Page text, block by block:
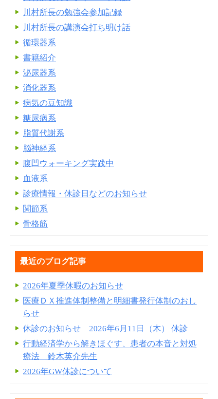
川村所長の勉強会参加記録
川村所長の講演会打ち明け話
循環器系
書籍紹介
泌尿器系
消化器系
病気の豆知識
糖尿病系
脂質代謝系
脳神経系
腹凹ウォーキング実践中
血液系
診療情報・休診日などのお知らせ
関節系
骨格筋
最近のブログ記事
2026年夏季休暇のお知らせ
医療ＤＸ推進体制整備と明細書発⾏体制のおし
らせ
休診のお知らせ 2026年6月11日（木） 休診
行動経済学から解きほぐす、患者の本音と対処
療法 鈴木英介先生
2026年GW休診について